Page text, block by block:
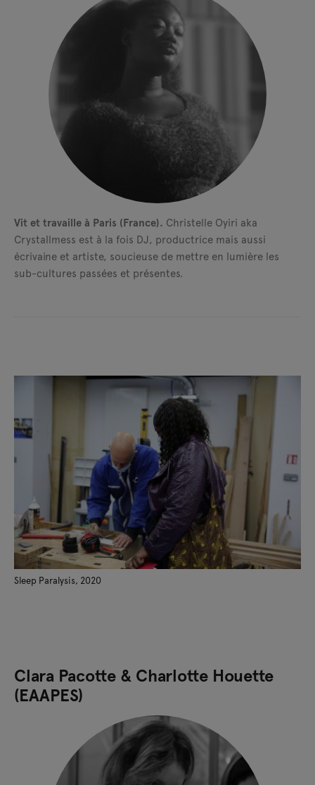
Vit et travaille à Paris (France). Christelle Oyiri aka
Crystallmess est à la fois DJ, productrice mais aussi
écrivaine et artiste, soucieuse de mettre en lumière les
sub-cultures passées et présentes.
Sleep Paralysis, 2020
Clara Pacotte & Charlotte Houette
(EAAPES)